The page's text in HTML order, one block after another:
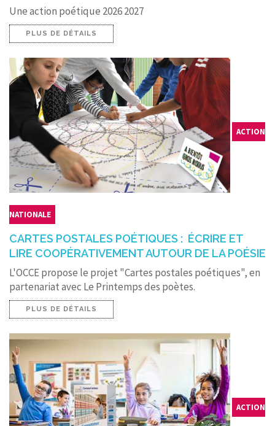
Une action poétique 2026 2027
PLUS DE DÉTAILS
ACTION
NATIONALE
CARTES POSTALES POÉTIQUES : ÉCRIRE ET
LIRE COOPÉRATIVEMENT AUTOUR DE LA POÉSIE
L'OCCE propose le projet "Cartes postales poétiques", en
partenariat avec Le Printemps des poètes.
PLUS DE DÉTAILS
ACTION